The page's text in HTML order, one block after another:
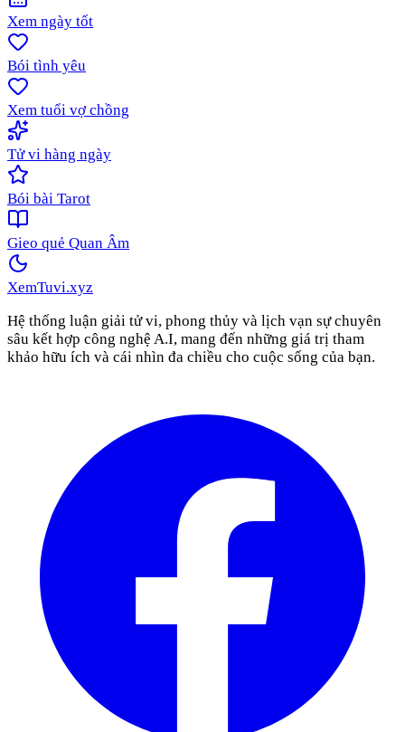
Xem ngày tốt
Bói tình yêu
Xem tuổi vợ chồng
Tử vi hàng ngày
Bói bài Tarot
Gieo quẻ Quan Âm
XemTuvi.xyz
Hệ thống luận giải tử vi, phong thủy và lịch vạn sự chuyên
sâu kết hợp công nghệ A.I, mang đến những giá trị tham
khảo hữu ích và cái nhìn đa chiều cho cuộc sống của bạn.